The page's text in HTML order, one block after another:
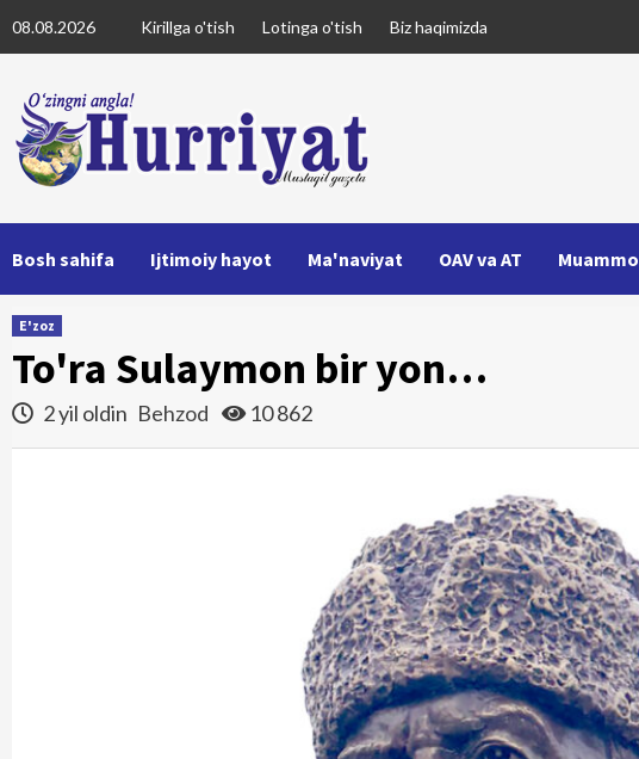
to
08.08.2026 Kirillga o'tish Lotinga o'tish Biz haqimizda
Bosh sahifa Ijtimoiy hayot Ma'naviyat OAV va AT Muammo
E'zoz
To'ra Sulaymon bir yon…
2 yil oldin Behzod 10 862